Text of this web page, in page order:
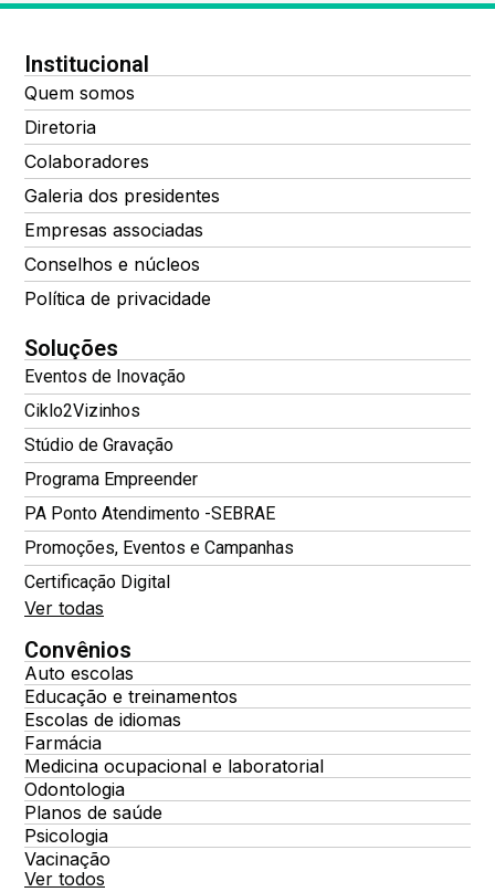
Institucional
Quem somos
Diretoria
Colaboradores
Galeria dos presidentes
Empresas associadas
Conselhos e núcleos
Política de privacidade
Soluções
Eventos de Inovação
Ciklo2Vizinhos
Stúdio de Gravação
Programa Empreender
PA Ponto Atendimento -SEBRAE
Promoções, Eventos e Campanhas
Certificação Digital
Ver todas
Convênios
Auto escolas
Educação e treinamentos
Escolas de idiomas
Farmácia
Medicina ocupacional e laboratorial
Odontologia
Planos de saúde
Psicologia
Vacinação
Ver todos